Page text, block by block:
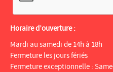
Horaire d’ouverture :
Mardi au samedi de 14h à 18h
Fermeture les jours fériés
Fermeture exceptionnelle :